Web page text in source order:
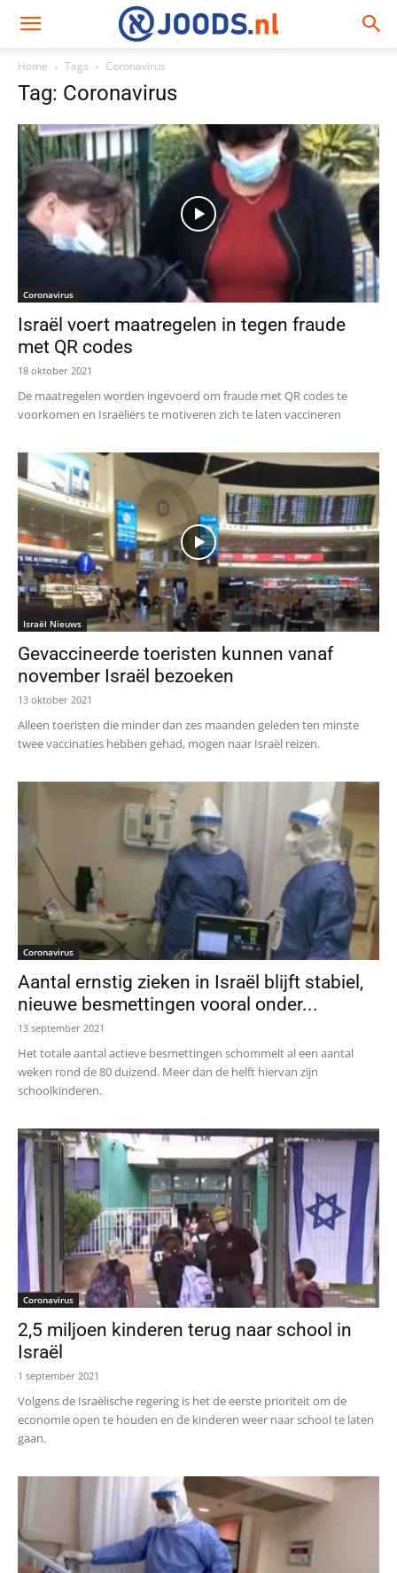
Home Tags Coronavirus
Tag: Coronavirus
Coronavirus
Israël voert maatregelen in tegen fraude
met QR codes
18 oktober 2021
De maatregelen worden ingevoerd om fraude met QR codes te
voorkomen en Israëliërs te motiveren zich te laten vaccineren
Israël Nieuws
Gevaccineerde toeristen kunnen vanaf
november Israël bezoeken
13 oktober 2021
Alleen toeristen die minder dan zes maanden geleden ten minste
twee vaccinaties hebben gehad, mogen naar Israël reizen.
Coronavirus
Aantal ernstig zieken in Israël blijft stabiel,
nieuwe besmettingen vooral onder...
13 september 2021
Het totale aantal actieve besmettingen schommelt al een aantal
weken rond de 80 duizend. Meer dan de helft hiervan zijn
schoolkinderen.
Coronavirus
2,5 miljoen kinderen terug naar school in
Israël
1 september 2021
Volgens de Israëlische regering is het de eerste prioriteit om de
economie open te houden en de kinderen weer naar school te laten
gaan.